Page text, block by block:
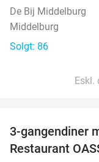
De Bij Middelburg
Middelburg
Solgt: 86
Eskl.
3-gangendiner
Restaurant